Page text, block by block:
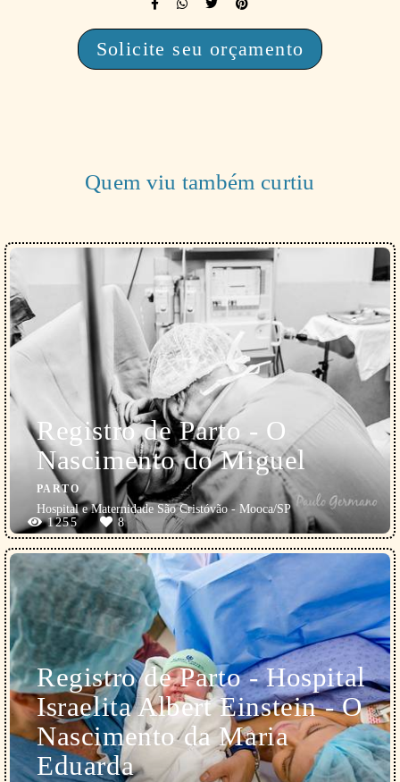
Solicite seu orçamento
Quem viu também curtiu
Registro de Parto - O
Nascimento do Miguel
PARTO
Hospital e Maternidade São Cristóvão - Mooca/SP
1255
8
Registro de Parto - Hospital
Israelita Albert Einstein - O
Nascimento da Maria
Eduarda